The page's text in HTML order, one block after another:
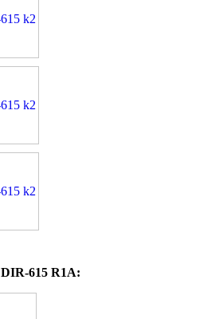
DIR-615 R1A: